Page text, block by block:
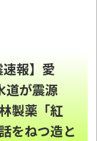
申し訳ないが
代を値上げす
対に作れない
通に走ってる
ｗｗNEW!
報】愛
道が震源
製薬「紅
をねつ造と